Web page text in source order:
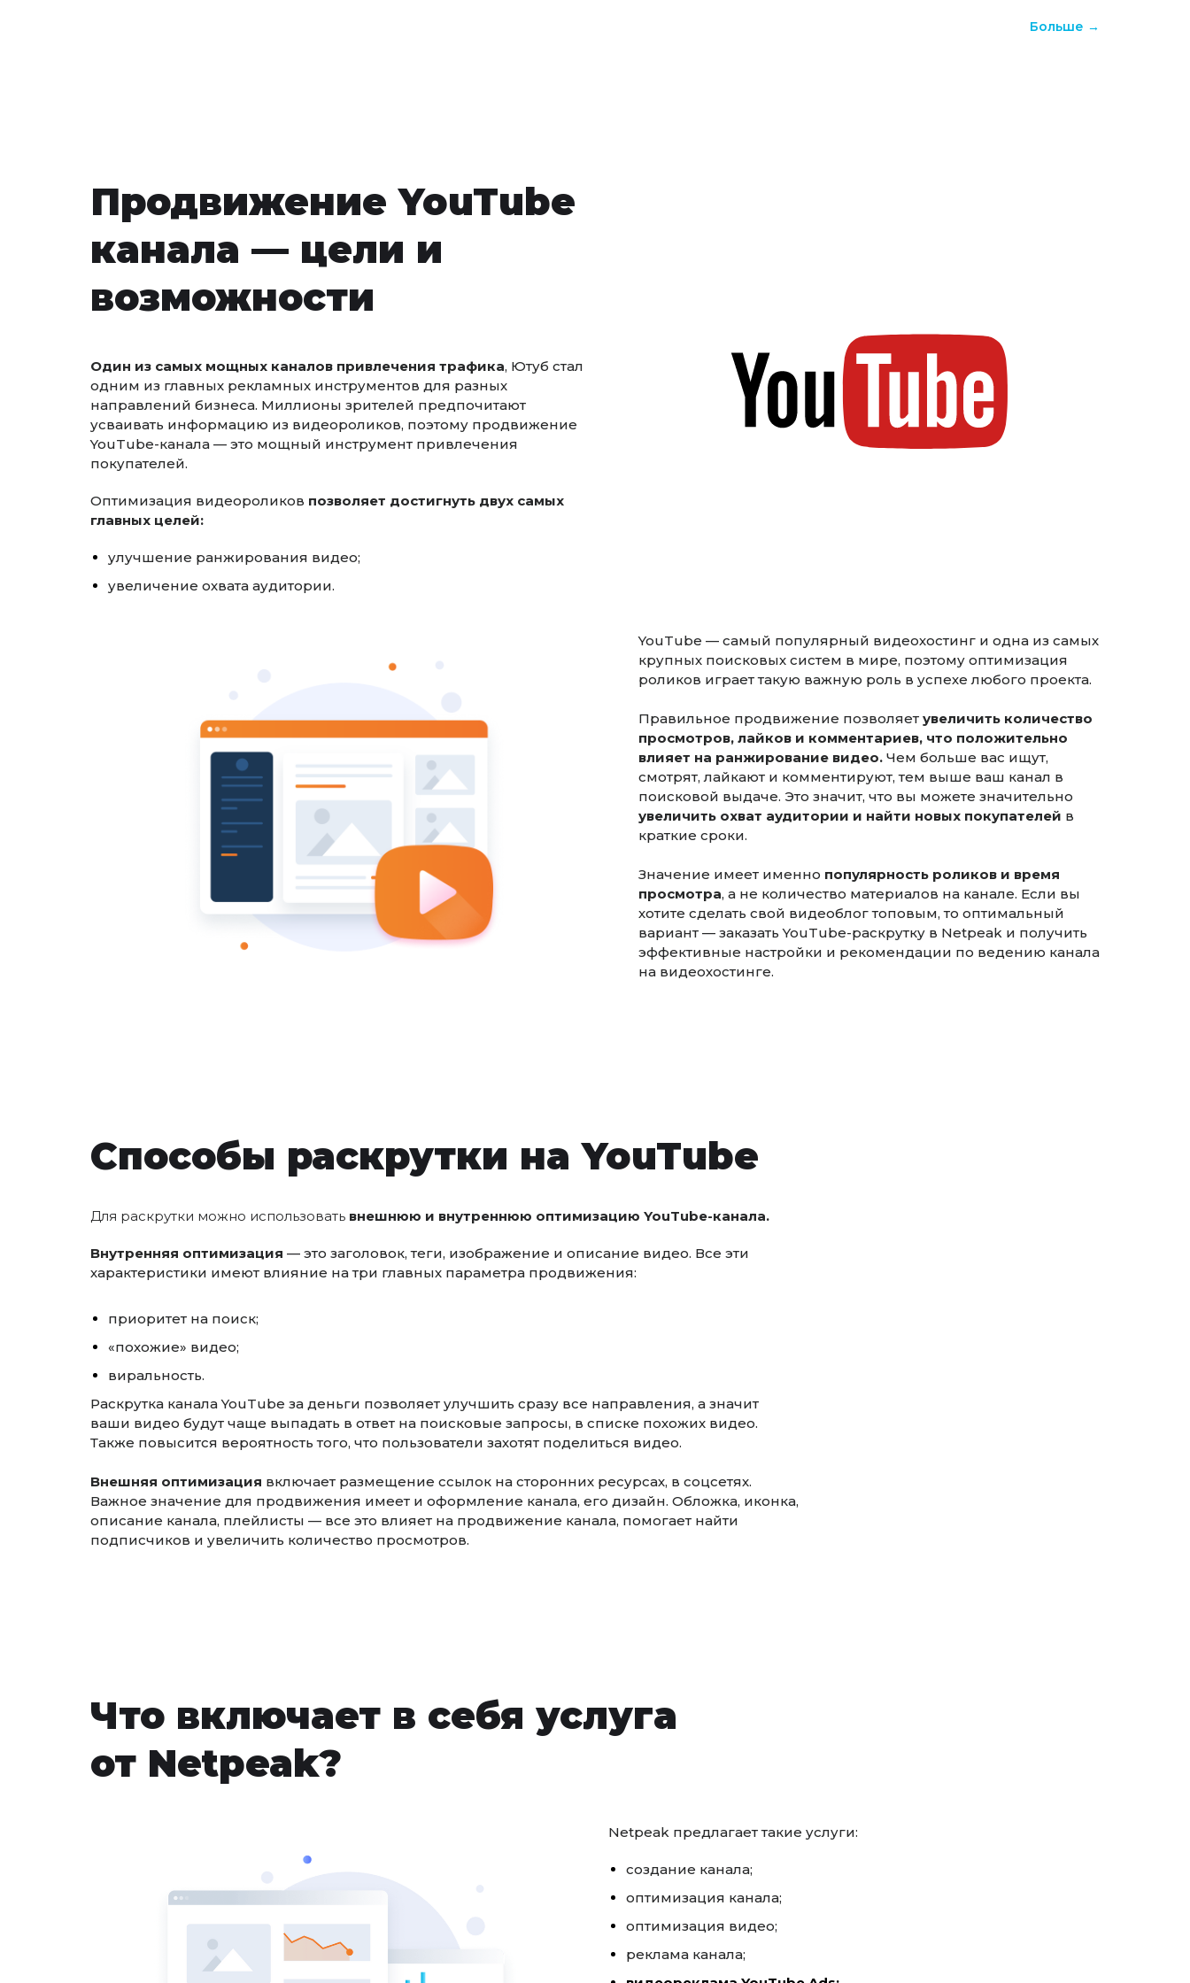
Больше →
Продвижение YouTube
канала — цели и
возможности
Один из самых мощных каналов привлечения трафика, Ютуб стал
одним из главных рекламных инструментов для разных
направлений бизнеса. Миллионы зрителей предпочитают
усваивать информацию из видеороликов, поэтому продвижение
YouTube-канала — это мощный инструмент привлечения
покупателей.
Оптимизация видеороликов позволяет достигнуть двух самых
главных целей:
улучшение ранжирования видео;
увеличение охвата аудитории.
YouTube — самый популярный видеохостинг и одна из самых
крупных поисковых систем в мире, поэтому оптимизация
роликов играет такую важную роль в успехе любого проекта.
Правильное продвижение позволяет увеличить количество
просмотров, лайков и комментариев, что положительно
влияет на ранжирование видео.Чем больше вас ищут,
смотрят, лайкают и комментируют, тем выше ваш канал в
поисковой выдаче. Это значит, что вы можете значительно
увеличить охват аудитории и найти новых покупателей в
краткие сроки.
Значение имеет именно популярность роликов и время
просмотра, а не количество материалов на канале. Если вы
хотите сделать свой видеоблог топовым, то оптимальный
вариант — заказать YouTube-раскрутку в Netpeak и получить
эффективные настройки и рекомендации по ведению канала
на видеохостинге.
Способы раскрутки на YouTube
Для раскрутки можно использовать внешнюю и внутреннюю оптимизацию YouTube-канала.
Внутренняя оптимизация — это заголовок, теги, изображение и описание видео. Все эти
характеристики имеют влияние на три главных параметра продвижения:
приоритет на поиск;
«похожие» видео;
виральность.
Раскрутка канала YouTube за деньги позволяет улучшить сразу все направления, а значит
ваши видео будут чаще выпадать в ответ на поисковые запросы, в списке похожих видео.
Также повысится вероятность того, что пользователи захотят поделиться видео.
Внешняя оптимизация включает размещение ссылок на сторонних ресурсах, в соцсетях.
Важное значение для продвижения имеет и оформление канала, его дизайн. Обложка, иконка,
описание канала, плейлисты — все это влияет на продвижение канала, помогает найти
подписчиков и увеличить количество просмотров.
Что включает в себя услуга
от Netpeak?
Netpeak предлагает такие услуги:
создание канала;
оптимизация канала;
оптимизация видео;
реклама канала;